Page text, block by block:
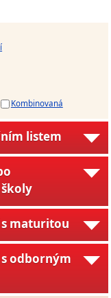
Kombinovaná
listem
maturitou
odborným